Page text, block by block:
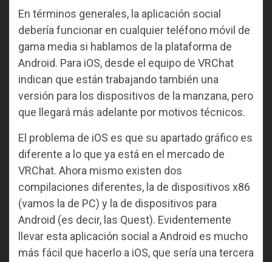
En términos generales, la aplicación social
debería funcionar en cualquier teléfono móvil de
gama media si hablamos de la plataforma de
Android. Para iOS, desde el equipo de VRChat
indican que están trabajando también una
versión para los dispositivos de la manzana, pero
que llegará más adelante por motivos técnicos.
El problema de iOS es que su apartado gráfico es
diferente a lo que ya está en el mercado de
VRChat. Ahora mismo existen dos
compilaciones diferentes, la de dispositivos x86
(vamos la de PC) y la de dispositivos para
Android (es decir, las Quest). Evidentemente
llevar esta aplicación social a Android es mucho
más fácil que hacerlo a iOS, que sería una tercera